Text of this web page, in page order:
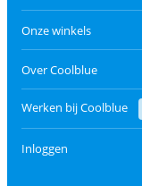
Onze winkels
Over Coolblue
Werken bij Coolblue
Inloggen